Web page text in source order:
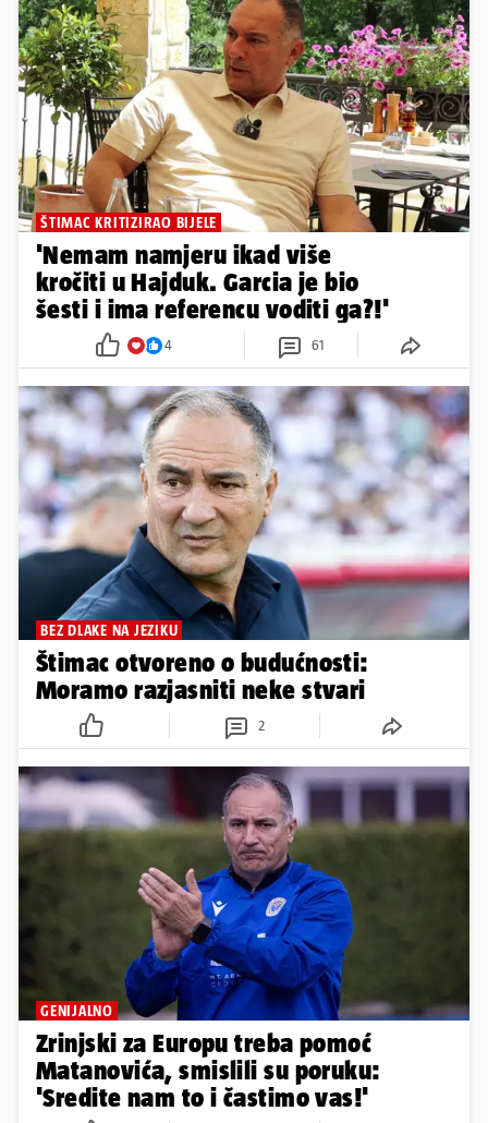
ŠTIMAC KRITIZIRAO BIJELE
'Nemam namjeru ikad više
kročiti u Hajduk. Garcia je bio
šesti i ima referencu voditi ga?!'
4 61
BEZ DLAKE NA JEZIKU
Štimac otvoreno o budućnosti:
Moramo razjasniti neke stvari
2
GENIJALNO
Zrinjski za Europu treba pomoć
Matanovića, smislili su poruku:
'Sredite nam to i častimo vas!'